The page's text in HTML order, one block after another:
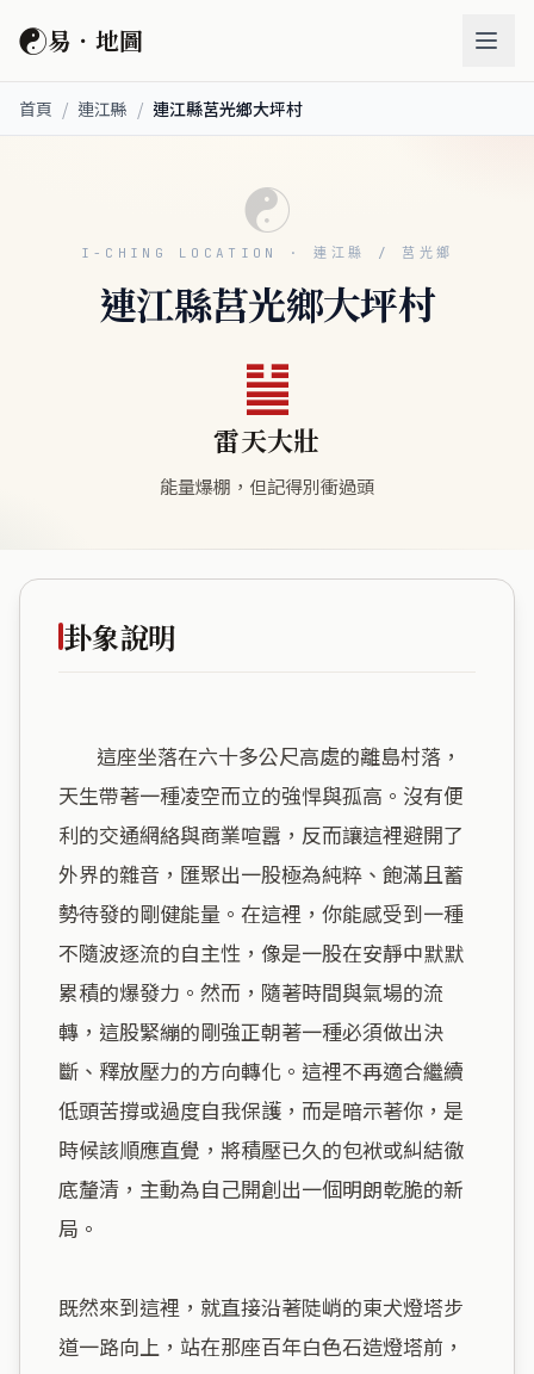
☯易．地圖
首頁 / 連江縣 / 連江縣莒光鄉大坪村
☯
I-CHING LOCATION · 連江縣 / 莒光鄉
連江縣莒光鄉大坪村
䷡
雷天大壯
能量爆棚，但記得別衝過頭
卦象說明
天生帶著一種凌空而立的強悍與孤高。沒有便
利的交通網絡與商業喧囂，反而讓這裡避開了
外界的雜音，匯聚出一股極為純粹、飽滿且蓄
勢待發的剛健能量。在這裡，你能感受到一種
不隨波逐流的自主性，像是一股在安靜中默默
累積的爆發力。然而，隨著時間與氣場的流
轉，這股緊繃的剛強正朝著一種必須做出決
斷、釋放壓力的方向轉化。這裡不再適合繼續
低頭苦撐或過度自我保護，而是暗示著你，是
時候該順應直覺，將積壓已久的包袱或糾結徹
底釐清，主動為自己開創出一個明朗乾脆的新
局。
既然來到這裡，就直接沿著陡峭的東犬燈塔步
道一路向上，站在那座百年白色石造燈塔前，